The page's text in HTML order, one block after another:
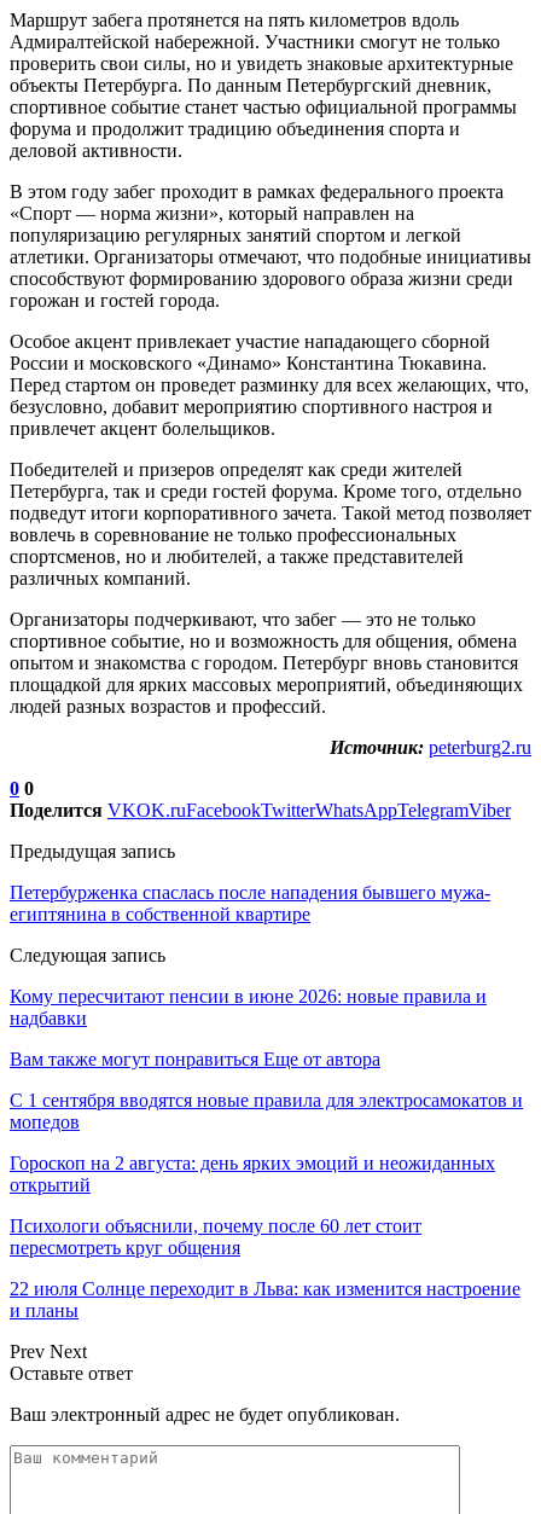
Маршрут забега протянется на пять километров вдоль
Адмиралтейской набережной. Участники смогут не только
проверить свои силы, но и увидеть знаковые архитектурные
объекты Петербурга. По данным Петербургский дневник,
спортивное событие станет частью официальной программы
форума и продолжит традицию объединения спорта и
деловой активности.
В этом году забег проходит в рамках федерального проекта
«Спорт — норма жизни», который направлен на
популяризацию регулярных занятий спортом и легкой
атлетики. Организаторы отмечают, что подобные инициативы
способствуют формированию здорового образа жизни среди
горожан и гостей города.
Особое акцент привлекает участие нападающего сборной
России и московского «Динамо» Константина Тюкавина.
Перед стартом он проведет разминку для всех желающих, что,
безусловно, добавит мероприятию спортивного настроя и
привлечет акцент болельщиков.
Победителей и призеров определят как среди жителей
Петербурга, так и среди гостей форума. Кроме того, отдельно
подведут итоги корпоративного зачета. Такой метод позволяет
вовлечь в соревнование не только профессиональных
спортсменов, но и любителей, а также представителей
различных компаний.
Организаторы подчеркивают, что забег — это не только
спортивное событие, но и возможность для общения, обмена
опытом и знакомства с городом. Петербург вновь становится
площадкой для ярких массовых мероприятий, объединяющих
людей разных возрастов и профессий.
Источник: peterburg2.ru
0 0
Поделится VKOK.ruFacebookTwitterWhatsAppTelegramViber
Предыдущая запись
Петербурженка спаслась после нападения бывшего мужа-
египтянина в собственной квартире
Следующая запись
Кому пересчитают пенсии в июне 2026: новые правила и
надбавки
Вам также могут понравиться Еще от автора
С 1 сентября вводятся новые правила для электросамокатов и
мопедов
Гороскоп на 2 августа: день ярких эмоций и неожиданных
открытий
Психологи объяснили, почему после 60 лет стоит
пересмотреть круг общения
22 июля Солнце переходит в Льва: как изменится настроение
и планы
Prev Next
Оставьте ответ
Ваш электронный адрес не будет опубликован.